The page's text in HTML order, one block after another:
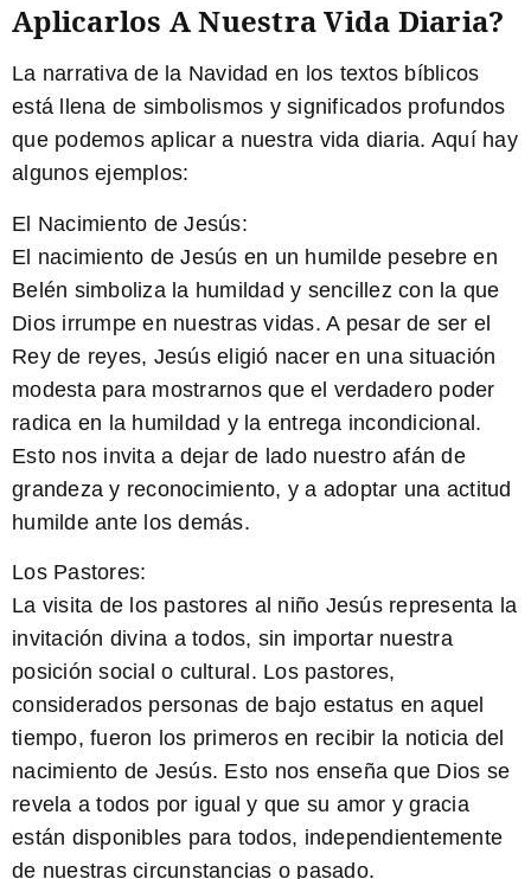
Aplicarlos A Nuestra Vida Diaria?
La narrativa de la Navidad en los textos bíblicos
está llena de simbolismos y significados profundos
que podemos aplicar a nuestra vida diaria. Aquí hay
algunos ejemplos:
El Nacimiento de Jesús:
El nacimiento de Jesús en un humilde pesebre en
Belén simboliza la humildad y sencillez con la que
Dios irrumpe en nuestras vidas. A pesar de ser el
Rey de reyes, Jesús eligió nacer en una situación
modesta para mostrarnos que el verdadero poder
radica en la humildad y la entrega incondicional.
Esto nos invita a dejar de lado nuestro afán de
grandeza y reconocimiento, y a adoptar una actitud
humilde ante los demás.
Los Pastores:
La visita de los pastores al niño Jesús representa la
invitación divina a todos, sin importar nuestra
posición social o cultural. Los pastores,
considerados personas de bajo estatus en aquel
tiempo, fueron los primeros en recibir la noticia del
nacimiento de Jesús. Esto nos enseña que Dios se
revela a todos por igual y que su amor y gracia
están disponibles para todos, independientemente
de nuestras circunstancias o pasado.